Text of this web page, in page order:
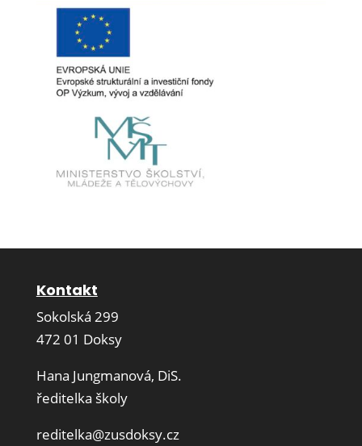
Kontakt
Sokolská 299
472 01 Doksy
Hana Jungmanová, DiS.
ředitelka školy
reditelka@zusdoksy.cz